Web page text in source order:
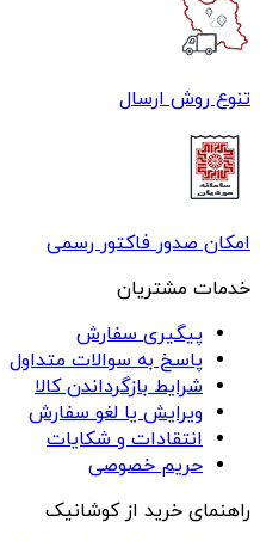
تنوع روش ارسال
امکان صدور فاکتور رسمی
خدمات مشتریان
پیگیری سفارش
پاسخ به سوالات متداول
شرایط بازگرداندن کالا
ویرایش یا لغو سفارش
انتقادات و شکایات
حریم خصوصی
راهنمای خرید از کوشانیک